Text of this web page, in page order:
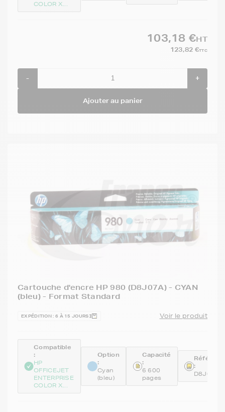
COLOR X...
103,18 €HT
123,82 €TTC
- +
Ajouter au panier
Cartouche d'encre HP 980 (D8J07A) - CYAN
(bleu) - Format Standard
EXPÉDITION : 6 À 15 JOURS Voir le produit
Compatible
:
HP
OFFICEJET
ENTERPRISE
COLOR X...
Option
:
Cyan
(bleu)
Capacité
:
6 600
pages
:
D8J07A